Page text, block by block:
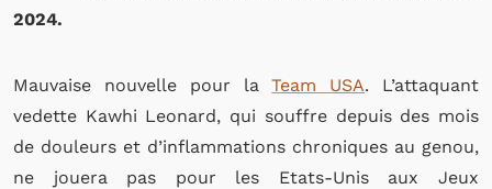
2024.
Mauvaise nouvelle pour laTeam USA. L’attaquant
vedette Kawhi Leonard, qui souffre depuis des mois
de douleurs et d’inflammations chroniques au genou,
ne jouera pas pour les Etats-Unis aux Jeux